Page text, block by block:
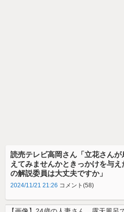
読売テレビ高岡さん「立花さん
えてみませんかときっかけを与
の解説委員は大丈夫ですか」
2024/11/21 21:26 コメント(58)